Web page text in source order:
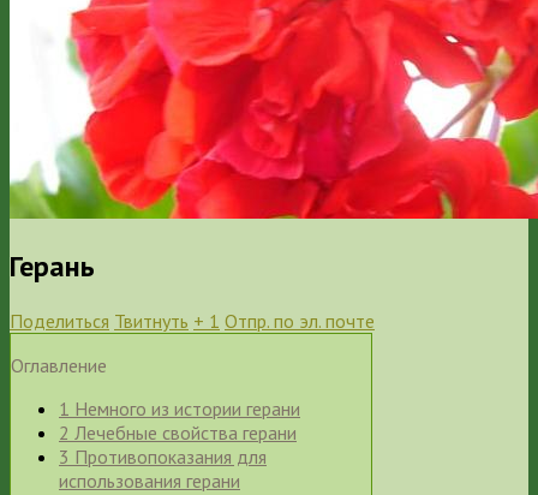
Герань
Поделиться Твитнуть + 1 Отпр. по эл. почте
Оглавление
1 Немного из истории герани
2 Лечебные свойства герани
3 Противопоказания для
использования герани